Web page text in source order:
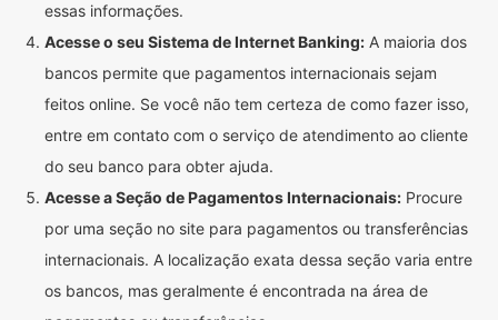
essas informações.
Acesse o seu Sistema de Internet Banking: A maioria dos
bancos permite que pagamentos internacionais sejam
feitos online. Se você não tem certeza de como fazer isso,
entre em contato com o serviço de atendimento ao cliente
do seu banco para obter ajuda.
Acesse a Seção de Pagamentos Internacionais: Procure
por uma seção no site para pagamentos ou transferências
internacionais. A localização exata dessa seção varia entre
os bancos, mas geralmente é encontrada na área de